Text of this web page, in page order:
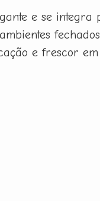
e se integra
e frescor